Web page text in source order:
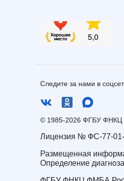
Следите за нами в
© 1985-2026 ФГБУ ФНКЦ
Лицензия № ФС-77-01-
Размещенная
Определение